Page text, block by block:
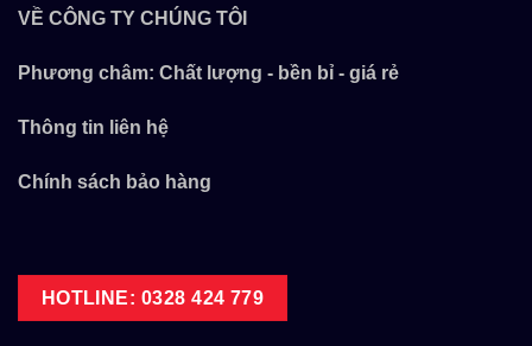
VỀ CÔNG TY CHÚNG TÔI
Phương châm: Chất lượng - bền bỉ - giá rẻ
Thông tin liên hệ
Chính sách bảo hàng
HOTLINE: 0328 424 779